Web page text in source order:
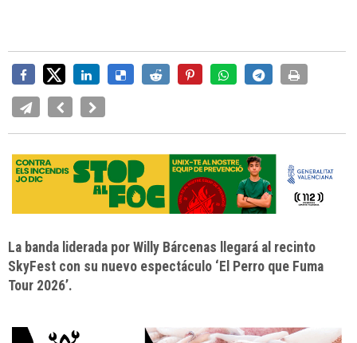
La banda liderada por Willy Bárcenas llegará al recinto
SkyFest con su nuevo espectáculo ‘El Perro que Fuma
Tour 2026’.